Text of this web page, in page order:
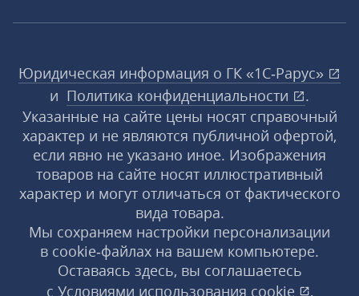
Юридическая информация о ГК «1С‑Рарус»
и Политика конфиденциальности
.
Указанные на сайте цены носят справочный
характер и не являются публичной офертой,
если явно не указано иное. Изображения
товаров на сайте носят иллюстративный
характер и могут отличаться от фактического
вида товара.
Мы сохраняем настройки персонализации
в cookie‑файлах на вашем компьютере.
Оставаясь здесь, вы соглашаетесь
с Условиями использования cookie ,